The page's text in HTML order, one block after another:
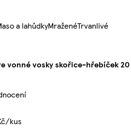
a lahůdkyMraženéTrvanlivé
vonné vosky skořice-hřebíček 20
kus